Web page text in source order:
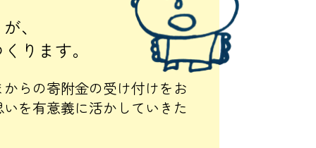
、
ります。
らの寄附金の受け付けをお
を有意義に活かしていきた